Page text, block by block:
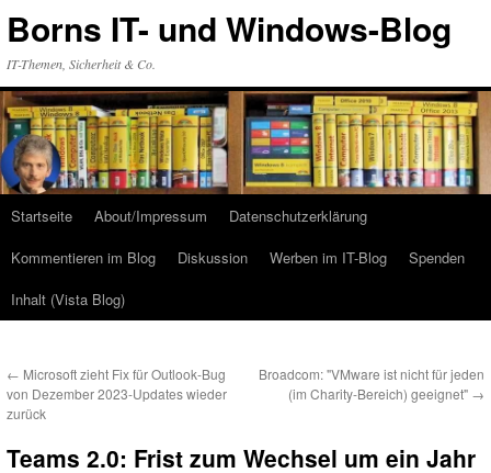
Inhalt
Borns IT- und Windows-Blog
IT-Themen, Sicherheit & Co.
Startseite About/Impressum
Datenschutzerklärung
Kommentieren im Blog
Diskussion Werben im IT-Blog
Spenden
Inhalt (Vista Blog)
← Microsoft zieht Fix für Outlook-Bug
von Dezember 2023-Updates wieder
zurück
Broadcom: "VMware ist nicht für jeden
(im Charity-Bereich) geeignet" →
Teams 2.0: Frist zum Wechsel um ein Jahr